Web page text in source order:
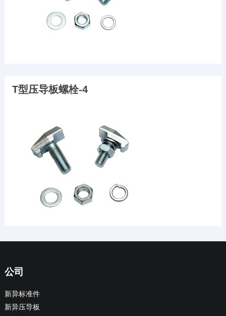
T型压导板螺栓-4
公司
新异标准件
新异压导板